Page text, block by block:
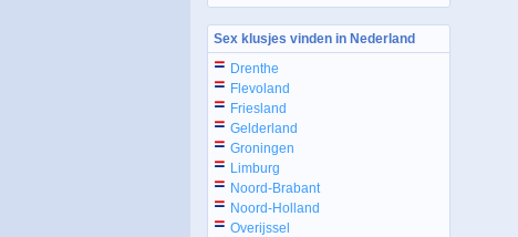
Sex klusjes vinden in Nederland
Drenthe
Flevoland
Friesland
Gelderland
Groningen
Limburg
Noord-Brabant
Noord-Holland
Overijssel